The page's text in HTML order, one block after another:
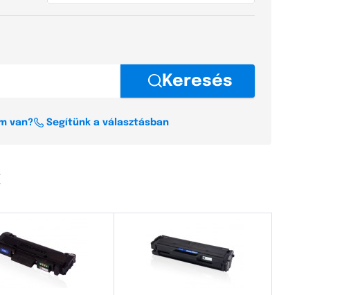
Samsung Xpress M2070Keresés
van? Segítünk a választásban